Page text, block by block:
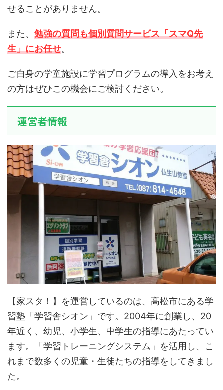
せることがありません。
また、 勉強の質問も個別質問サービス「スマQ先
生」にお任せ。
ご自身の学童施設に学習プログラムの導入をお考え
の方はぜひこの機会にご検討ください。
運営者情報
【家スタ！】を運営しているのは、高松市にある学
習塾「学習舎シオン」です。2004年に創業し、20
年近く、幼児、小学生、中学生の指導にあたってい
ます。「学習トレーニングシステム」を活用し、こ
れまで数多くの児童・生徒たちの指導をしてきまし
た。